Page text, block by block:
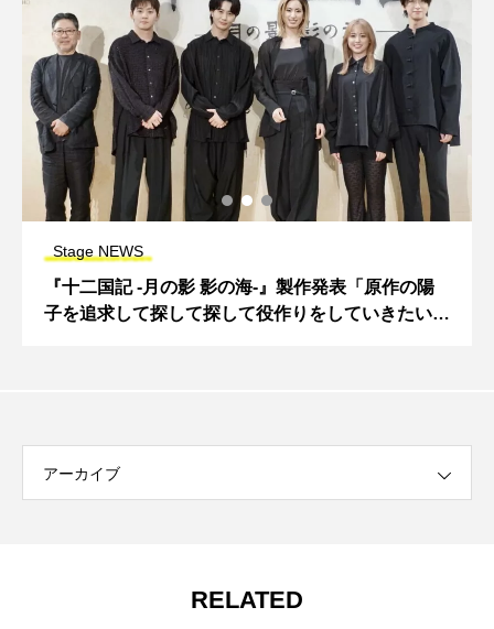
Stage NEWS
『十二国記 ‐月の影 影の海‐』製作発表「原作の陽
子を追求して探して探して役作りをしていきたい」
アーカイブ
RELATED